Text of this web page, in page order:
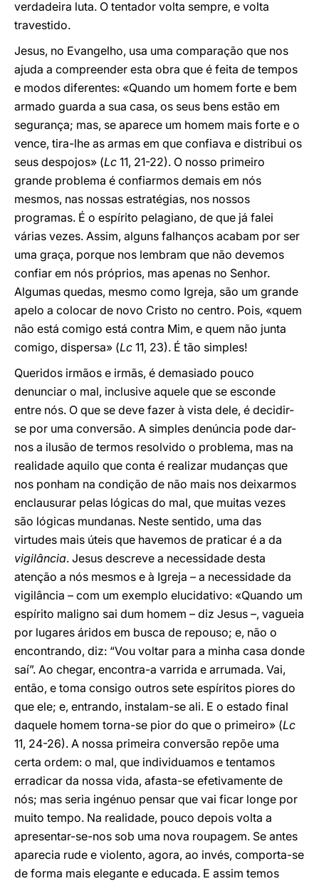
verdadeira luta. O tentador volta sempre, e volta
travestido.
Jesus, no Evangelho, usa uma comparação que nos
ajuda a compreender esta obra que é feita de tempos
e modos diferentes: «Quando um homem forte e bem
armado guarda a sua casa, os seus bens estão em
segurança; mas, se aparece um homem mais forte e o
vence, tira-lhe as armas em que confiava e distribui os
seus despojos» (Lc 11, 21-22). O nosso primeiro
grande problema é confiarmos demais em nós
mesmos, nas nossas estratégias, nos nossos
programas. É o espírito pelagiano, de que já falei
várias vezes. Assim, alguns falhanços acabam por ser
uma graça, porque nos lembram que não devemos
confiar em nós próprios, mas apenas no Senhor.
Algumas quedas, mesmo como Igreja, são um grande
apelo a colocar de novo Cristo no centro. Pois, «quem
não está comigo está contra Mim, e quem não junta
comigo, dispersa» (Lc 11, 23). É tão simples!
Queridos irmãos e irmãs, é demasiado pouco
denunciar o mal, inclusive aquele que se esconde
entre nós. O que se deve fazer à vista dele, é decidir-
se por uma conversão. A simples denúncia pode dar-
nos a ilusão de termos resolvido o problema, mas na
realidade aquilo que conta é realizar mudanças que
nos ponham na condição de não mais nos deixarmos
enclausurar pelas lógicas do mal, que muitas vezes
são lógicas mundanas. Neste sentido, uma das
virtudes mais úteis que havemos de praticar é a da
vigilância. Jesus descreve a necessidade desta
atenção a nós mesmos e à Igreja – a necessidade da
vigilância – com um exemplo elucidativo: «Quando um
espírito maligno sai dum homem – diz Jesus –, vagueia
por lugares áridos em busca de repouso; e, não o
encontrando, diz: “Vou voltar para a minha casa donde
saí”. Ao chegar, encontra-a varrida e arrumada. Vai,
então, e toma consigo outros sete espíritos piores do
que ele; e, entrando, instalam-se ali. E o estado final
daquele homem torna-se pior do que o primeiro» (Lc
11, 24-26). A nossa primeira conversão repõe uma
certa ordem: o mal, que individuamos e tentamos
erradicar da nossa vida, afasta-se efetivamente de
nós; mas seria ingénuo pensar que vai ficar longe por
muito tempo. Na realidade, pouco depois volta a
apresentar-se-nos sob uma nova roupagem. Se antes
aparecia rude e violento, agora, ao invés, comporta-se
de forma mais elegante e educada. E assim temos